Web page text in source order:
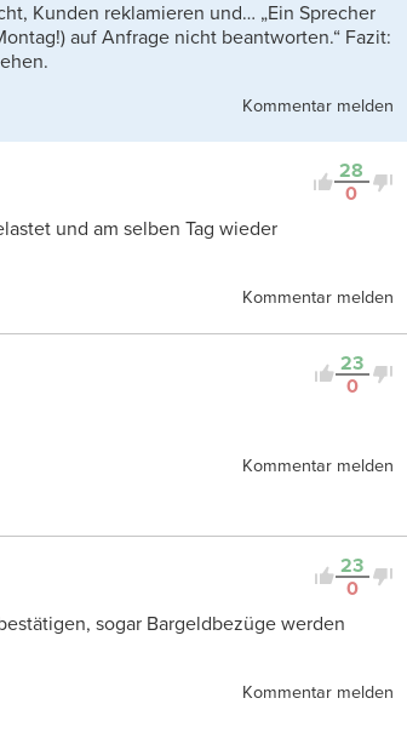
Kunden reklamieren und… „Ein Sprecher
auf Anfrage nicht beantworten.“ Fazit:
Kommentar melden
28
0
und am selben Tag wieder
Kommentar melden
23
0
Kommentar melden
23
0
sogar Bargeldbezüge werden
Kommentar melden